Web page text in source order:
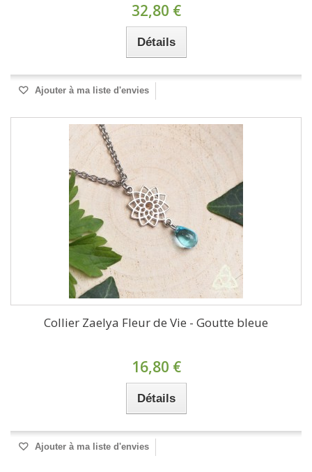
32,80 €
Détails
Ajouter à ma liste d'envies
Collier Zaelya Fleur de Vie - Goutte bleue
16,80 €
Détails
Ajouter à ma liste d'envies